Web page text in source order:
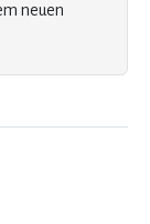
neuen